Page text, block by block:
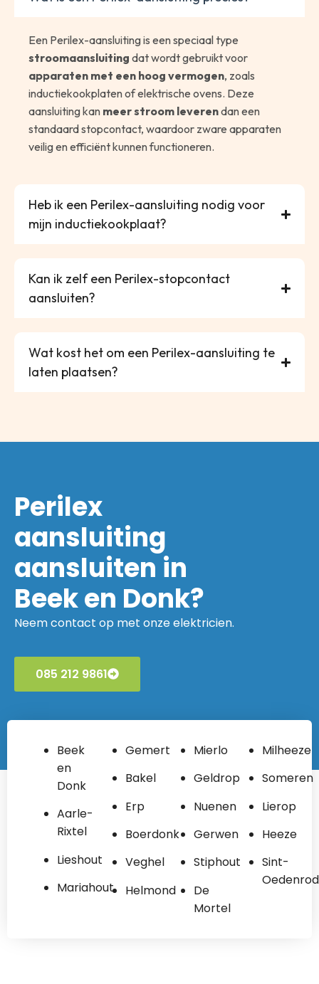
Een Perilex-aansluiting is een speciaal type
stroomaansluiting dat wordt gebruikt voor
apparaten met een hoog vermogen, zoals
inductiekookplaten of elektrische ovens. Deze
aansluiting kan meer stroom leverendan een
standaard stopcontact, waardoor zware apparaten
veilig en efficiënt kunnen functioneren.
Heb ik een Perilex-aansluiting nodig voor
mijn inductiekookplaat?
Kan ik zelf een Perilex-stopcontact
aansluiten?
Wat kost het om een Perilex-aansluiting te
laten plaatsen?
Perilex
aansluiting
aansluiten in
Beek en Donk?
Neem contact op met onze elektricien.
085 212 9861
Beek
en
Donk
Aarle-
Rixtel
Lieshout
Mariahout
Gemert
Bakel
Erp
Boerdonk
Veghel
Helmond
Mierlo
Geldrop
Nuenen
Gerwen
Stiphout
De
Mortel
Milheeze
Someren
Lierop
Heeze
Sint-